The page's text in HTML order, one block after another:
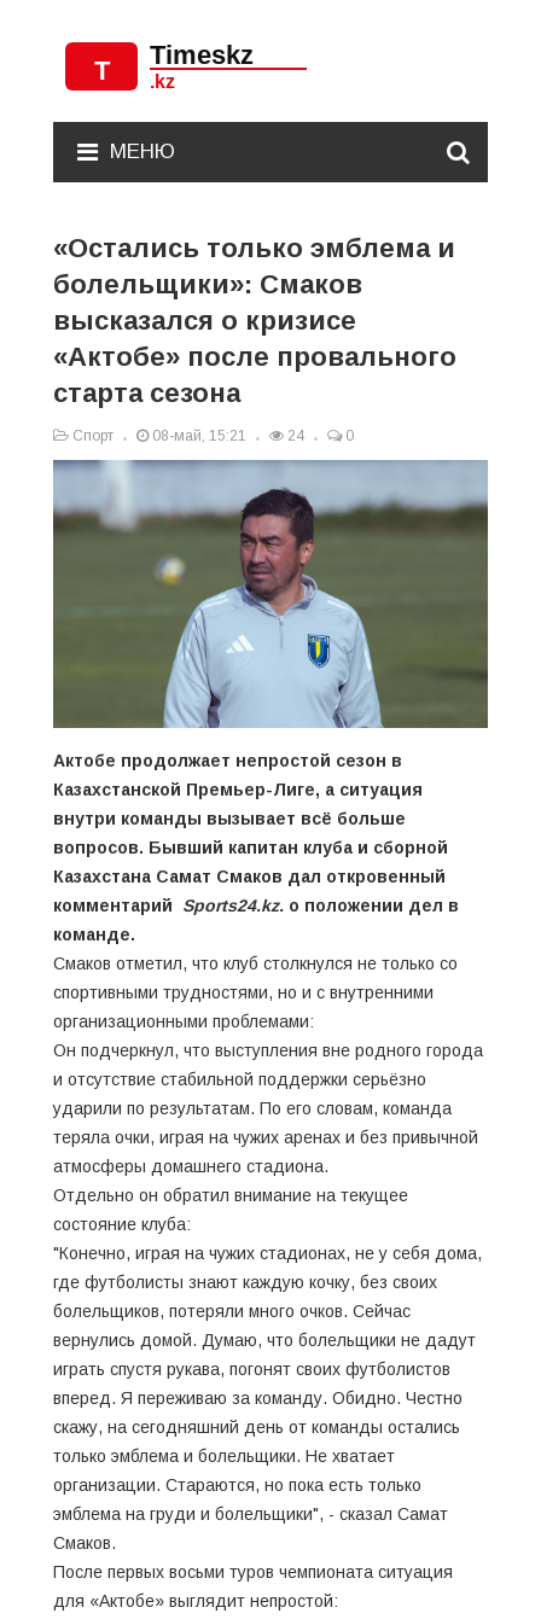
МЕНЮ
«Остались только эмблема и
болельщики»: Смаков
высказался о кризисе
«Актобе» после провального
старта сезона
Спорт 08-май, 15:21 24 0
Актобе продолжает непростой сезон в
Казахстанской Премьер-Лиге, а ситуация
внутри команды вызывает всё больше
вопросов. Бывший капитан клуба и сборной
Казахстана Самат Смаков дал откровенный
комментарий
Sports24.kz. о положении дел в
команде.
Смаков отметил, что клуб столкнулся не только со
спортивными трудностями, но и с внутренними
организационными проблемами:
Он подчеркнул, что выступления вне родного города
и отсутствие стабильной поддержки серьёзно
ударили по результатам. По его словам, команда
теряла очки, играя на чужих аренах и без привычной
атмосферы домашнего стадиона.
Отдельно он обратил внимание на текущее
состояние клуба:
"Конечно, играя на чужих стадионах, не у себя дома,
где футболисты знают каждую кочку, без своих
болельщиков, потеряли много очков. Сейчас
вернулись домой. Думаю, что болельщики не дадут
играть спустя рукава, погонят своих футболистов
вперед. Я переживаю за команду. Обидно. Честно
скажу, на сегодняшний день от команды остались
только эмблема и болельщики. Не хватает
организации. Стараются, но пока есть только
эмблема на груди и болельщики", - сказал Самат
Смаков.
После первых восьми туров чемпионата ситуация
для «Актобе» выглядит непростой: